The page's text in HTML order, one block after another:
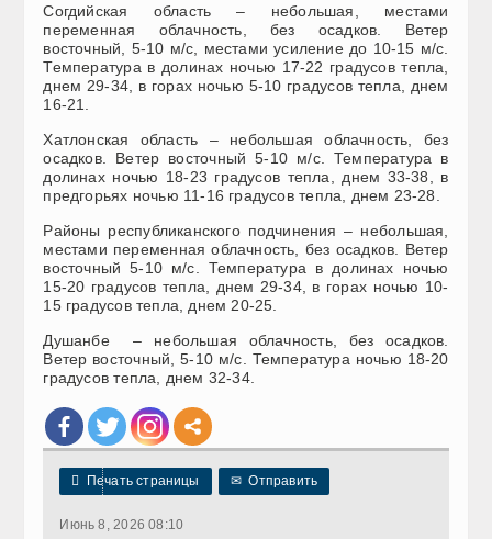
Согдийская область – небольшая, местами
переменная облачность, без осадков. Ветер
восточный, 5-10 м/с, местами усиление до 10-15 м/с.
Температура в долинах ночью 17-22 градусов тепла,
днем 29-34, в горах ночью 5-10 градусов тепла, днем
16-21.
Хатлонская область – небольшая облачность, без
осадков. Ветер восточный 5-10 м/с. Температура в
долинах ночью 18-23 градусов тепла, днем 33-38, в
предгорьях ночью 11-16 градусов тепла, днем 23-28.
Районы республиканского подчинения – небольшая,
местами переменная облачность, без осадков. Ветер
восточный 5-10 м/с. Температура в долинах ночью
15-20 градусов тепла, днем 29-34, в горах ночью 10-
15 градусов тепла, днем 20-25.
Душанбе – небольшая облачность, без осадков.
Ветер восточный, 5-10 м/с. Температура ночью 18-20
градусов тепла, днем 32-34.
 Печать страницы ✉ Отправить
Июнь 8, 2026 08:10